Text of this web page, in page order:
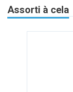
Assorti à cela